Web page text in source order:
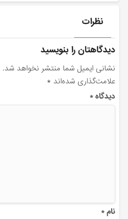
نظرات
دیدگاهتان را بنویسید
نشانی ایمیل شما منتشر نخواهد شد.
علامت‌گذاری شده‌اند *
دیدگاه*
نام*